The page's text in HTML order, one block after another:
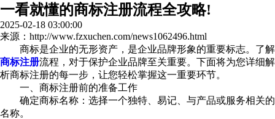
一看就懂的商标注册流程全攻略!
2025-02-18 03:00:00
来源：http://www.fzxuchen.com/news1062496.html
商标是企业的无形资产，是企业品牌形象的重要标志。了解
商标注册流程，对于保护企业品牌至关重要。下面将为您详细解
析商标注册的每一步，让您轻松掌握这一重要环节。
一、商标注册前的准备工作
确定商标名称：选择一个独特、易记、与产品或服务相关的
名称。